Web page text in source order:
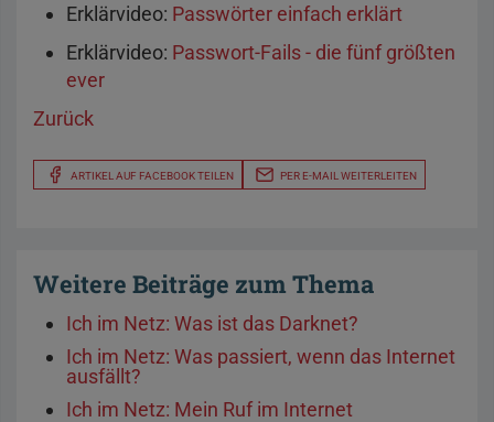
Erklärvideo: Passwörter einfach erklärt
Erklärvideo: Passwort-Fails - die fünf größten
ever
Zurück
ARTIKEL AUF FACEBOOK TEILEN PER E-MAIL WEITERLEITEN
Weitere Beiträge zum Thema
Ich im Netz: Was ist das Darknet?
Ich im Netz: Was passiert, wenn das Internet
ausfällt?
Ich im Netz: Mein Ruf im Internet